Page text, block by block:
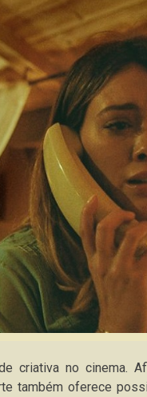
criativa no cinema.
também oferece